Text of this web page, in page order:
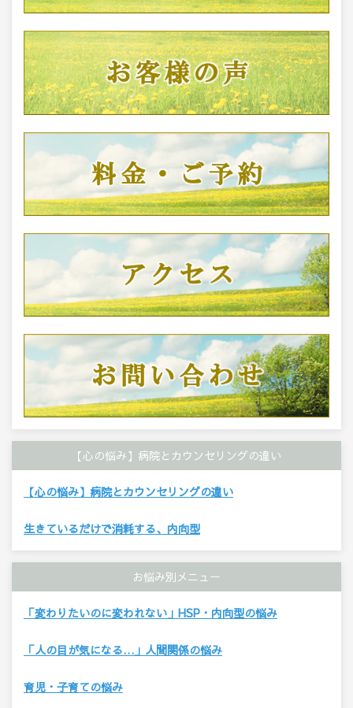
【心の悩み】病院とカウンセリングの違い
【心の悩み】病院とカウンセリングの違い
生きているだけで消耗する、内向型
お悩み別メニュー
「変わりたいのに変われない」HSP・内向型の悩み
「人の目が気になる…」人間関係の悩み
育児・子育ての悩み